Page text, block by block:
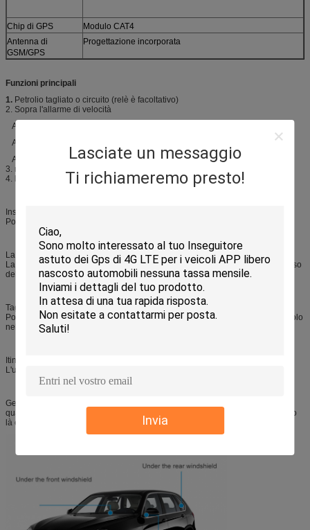
Lasciate un messaggio
Ti richiameremo presto!
Invia
Chip di GPS
Modulo CAT4
Antenna di
GSM/GPS
Progettazione incorporata
Funzioni principali
1. Petrolio tagliato o circuito (relè è facoltativo)
2. Sopra l'allarme di velocità
Allarme commovente
Allarme di vibrazione
Allarme tagliato potere
3. rilevazione dell'accensione di CRNA
4. la batteria incorporata è 200Mah
Inseguimento in tempo reale
Posizionamento più preciso, posizione più accurata più ampia di copertura
La alimentazione di rete ha tagliato attento
La batteria di sostegno per inviare l'allarme del compressore di potere nel caso
dell'inseguitore è staccata
Tagli a distanza ed olio del riassunto
Potere o combustibile tagliato del veicolo con il relè in modo da fermare veicolo
nel caso del furto
Itinerario di storia
L'utente può veicolo di playback dopo i dettagli di posizione
Geo-recinto
quando il movimento del veicolo dentro o fuori Geo-recinto di preregolamento
là è allarme istantaneo